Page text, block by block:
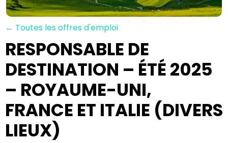
← Toutes les offres d'emploi
RESPONSABLE DE
DESTINATION – ÉTÉ 2025
– ROYAUME-UNI,
FRANCE ET ITALIE (DIVERS
LIEUX)